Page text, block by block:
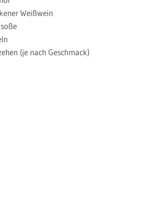
Weißwein
(je nach Geschmack)